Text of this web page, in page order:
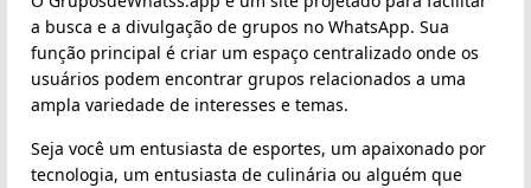
a busca e a divulgação de grupos no WhatsApp. Sua
função principal é criar um espaço centralizado onde os
usuários podem encontrar grupos relacionados a uma
ampla variedade de interesses e temas.
Seja você um entusiasta de esportes, um apaixonado por
tecnologia, um entusiasta de culinária ou alguém que